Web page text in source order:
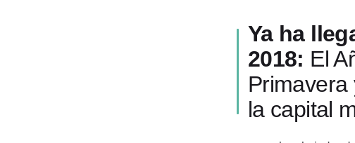
Ya ha
2018: El
Primavera
la capital